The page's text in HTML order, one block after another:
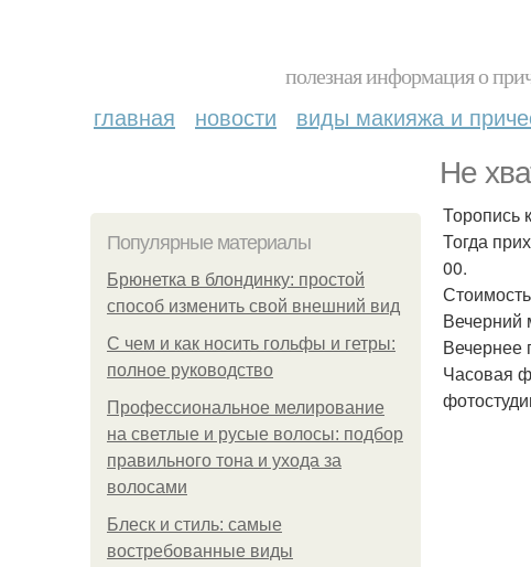
полезная информация о
главная новости виды макияжа и
Не
Популярные материалы
Брюнетка в блондинку: простой
способ изменить свой внешний вид
С чем и как носить гольфы и гетры:
полное руководство
Профессиональное мелирование
на светлые и русые волосы: подбор
правильного тона и ухода за
волосами
Блеск и стиль: самые
востребованные виды
Торопись
Тогда
00.
Вечерний
Вечернее
Часовая